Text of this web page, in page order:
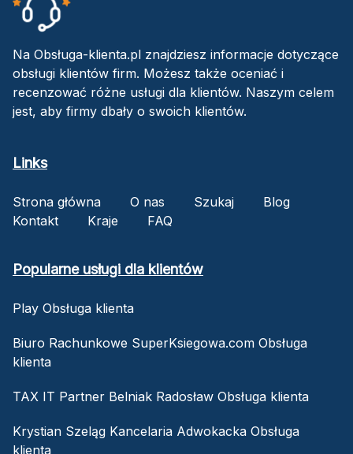
Na Obsługa-klienta.pl znajdziesz informacje dotyczące
obsługi klientów firm. Możesz także oceniać i
recenzować różne usługi dla klientów. Naszym celem
jest, aby firmy dbały o swoich klientów.
Links
Strona główna O nas Szukaj
Blog
Kontakt
Kraje FAQ
Popularne usługi dla klientów
Play Obsługa klienta
Biuro Rachunkowe SuperKsiegowa.com Obsługa
klienta
TAX IT Partner Belniak Radosław Obsługa klienta
Krystian Szeląg Kancelaria Adwokacka Obsługa
klienta